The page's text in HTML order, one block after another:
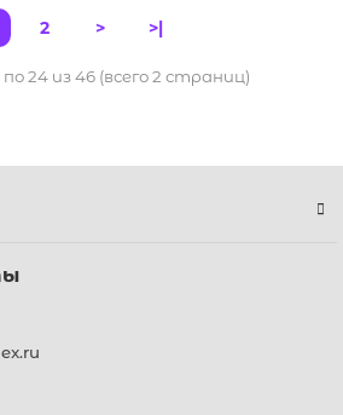
2 > >|
по 24 из 46 (всего 2 страниц)